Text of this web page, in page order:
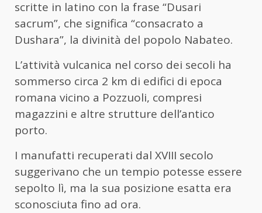
scritte in latino con la frase “Dusari
sacrum”, che significa “consacrato a
Dushara”, la divinità del popolo Nabateo.
L’attività vulcanica nel corso dei secoli ha
sommerso circa 2 km di edifici di epoca
romana vicino a Pozzuoli, compresi
magazzini e altre strutture dell’antico
porto.
I manufatti recuperati dal XVIII secolo
suggerivano che un tempio potesse essere
sepolto lì, ma la sua posizione esatta era
sconosciuta fino ad ora.